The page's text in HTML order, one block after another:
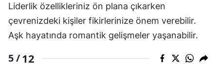
Liderlik özellikleriniz ön plana çıkarken
çevrenizdeki kişiler fikirlerinize önem verebilir.
Aşk hayatında romantik gelişmeler yaşanabilir.
5 /12